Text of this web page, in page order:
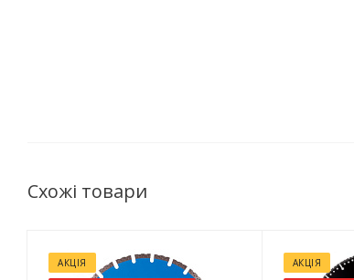
Схожі товари
АКЦІЯ
АКЦІЯ